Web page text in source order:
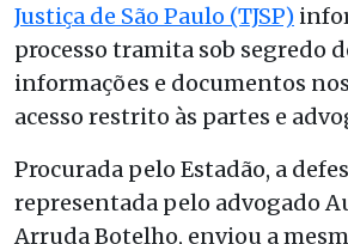
Justiça de São Paulo (TJSP)
processo tramita sob segredo
informações e documentos
acesso restrito às partes e
Procurada pelo Estadão, a
representada pelo advogado
Arruda Botelho, enviou a